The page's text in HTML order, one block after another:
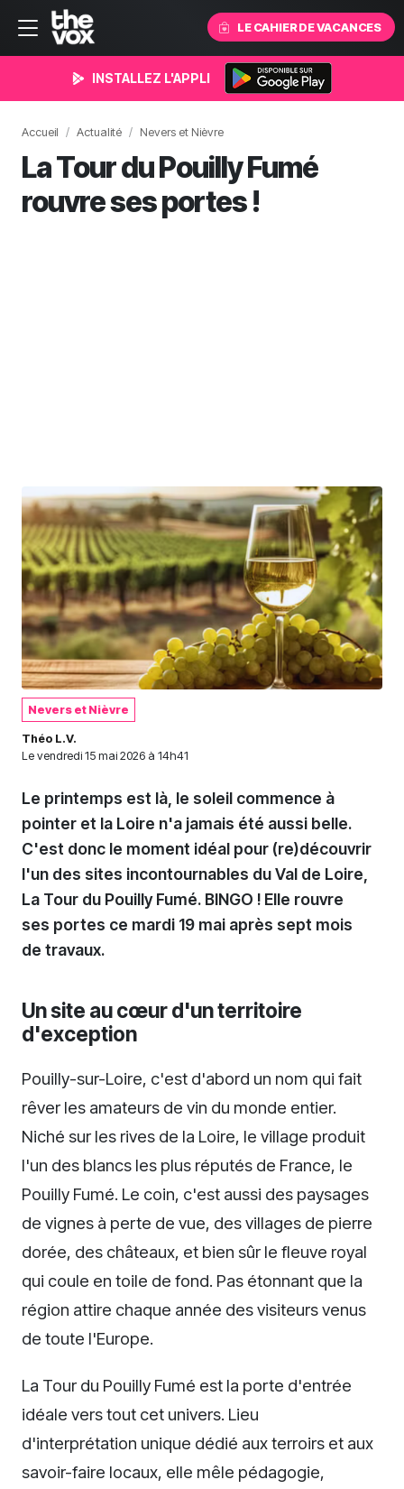
LE CAHIER DE VACANCES
INSTALLEZ L'APPLI
Accueil Actualité Nevers et Nièvre
La Tour du Pouilly Fumé
rouvre ses portes !
Nevers et Nièvre
Théo L.V.
Le vendredi 15 mai 2026 à 14h41
Le printemps est là, le soleil commence à
pointer et la Loire n'a jamais été aussi belle.
C'est donc le moment idéal pour (re)découvrir
l'un des sites incontournables du Val de Loire,
La Tour du Pouilly Fumé. BINGO ! Elle rouvre
ses portes ce mardi 19 mai après sept mois
de travaux.
Un site au cœur d'un territoire
d'exception
Pouilly-sur-Loire, c'est d'abord un nom qui fait
rêver les amateurs de vin du monde entier.
Niché sur les rives de la Loire, le village produit
l'un des blancs les plus réputés de France, le
Pouilly Fumé. Le coin, c'est aussi des paysages
de vignes à perte de vue, des villages de pierre
dorée, des châteaux, et bien sûr le fleuve royal
qui coule en toile de fond. Pas étonnant que la
région attire chaque année des visiteurs venus
de toute l'Europe.
La Tour du Pouilly Fumé est la porte d'entrée
idéale vers tout cet univers. Lieu
d'interprétation unique dédié aux terroirs et aux
savoir-faire locaux, elle mêle pédagogie,